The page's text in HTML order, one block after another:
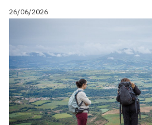
26/06/2026